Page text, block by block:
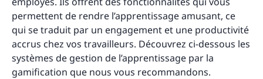
permettent de rendre l’apprentissage amusant, ce
qui se traduit par un engagement et une productivité
accrus chez vos travailleurs. Découvrez ci-dessous les
systèmes de gestion de l’apprentissage par la
gamification que nous vous recommandons.